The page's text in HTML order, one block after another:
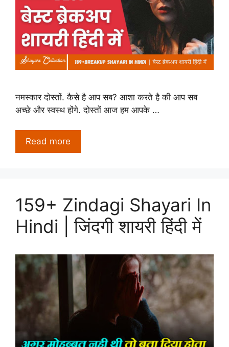
नमस्कार दोस्तों. कैसे है आप सब? आशा करते है की आप सब
अच्छे और स्वस्थ होंगे. दोस्तों आज हम आपके …
Read more
159+ Zindagi Shayari In
Hindi | जिंदगी शायरी हिंदी में